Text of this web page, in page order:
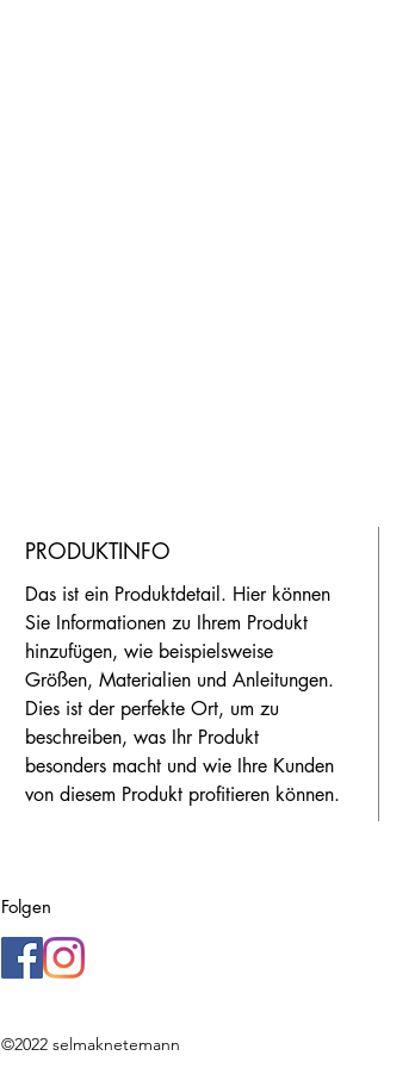
PRODUKTINFO
Das ist ein Produktdetail. Hier können
Sie Informationen zu Ihrem Produkt
hinzufügen, wie beispielsweise
Größen, Materialien und Anleitungen.
Dies ist der perfekte Ort, um zu
beschreiben, was Ihr Produkt
besonders macht und wie Ihre Kunden
von diesem Produkt profitieren können.
Folgen
©2022 selmaknetemann